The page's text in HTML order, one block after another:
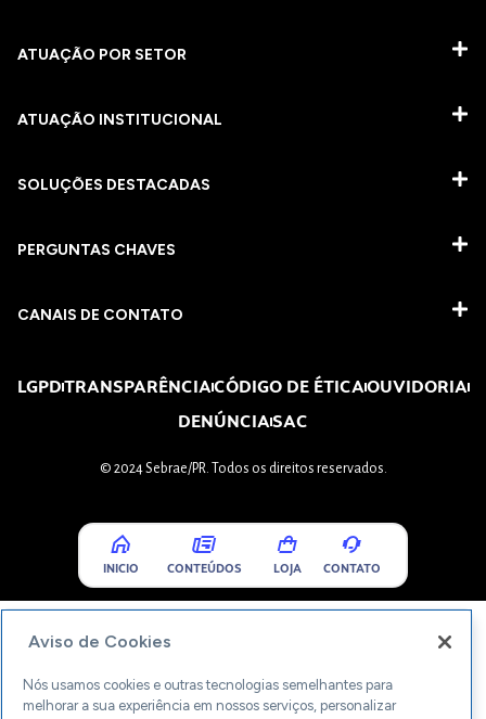
ATUAÇÃO POR SETOR
ATUAÇÃO INSTITUCIONAL
SOLUÇÕES DESTACADAS
PERGUNTAS CHAVES​
CANAIS DE CONTATO
LGPDTRANSPARÊNCIACÓDIGO DE ÉTICAOUVIDORIA
DENÚNCIASAC
© 2024 Sebrae/PR. Todos os direitos reservados.
INICIO CONTEÚDOS LOJA CONTATO
Aviso de Cookies
Nós usamos cookies e outras tecnologias semelhantes para
melhorar a sua experiência em nossos serviços, personalizar